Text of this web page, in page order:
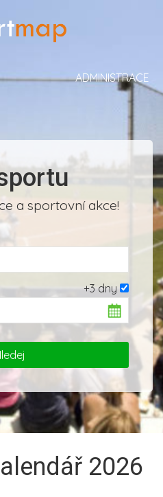
ADMINISTRACE
a sportovní akce!
+3 dny
2026